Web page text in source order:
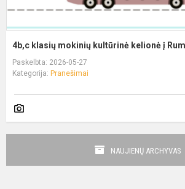
4b,c klasių mokinių kultūrinė kelionė į
Paskelbta: 2026-05-27
Kategorija: Pranešimai
NAUJIENŲ ARCHYVAS